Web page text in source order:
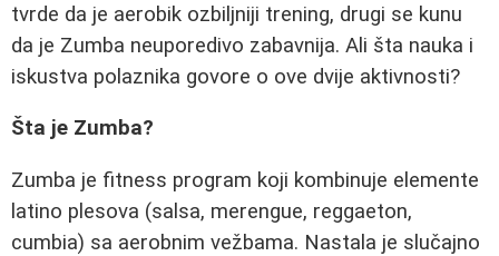
tvrde da je aerobik ozbiljniji trening, drugi se kunu
da je Zumba neuporedivo zabavnija. Ali šta nauka i
iskustva polaznika govore o ove dvije aktivnosti?
Šta je Zumba?
Zumba je fitness program koji kombinuje elemente
latino plesova (salsa, merengue, reggaeton,
cumbia) sa aerobnim vežbama. Nastala je slučajno